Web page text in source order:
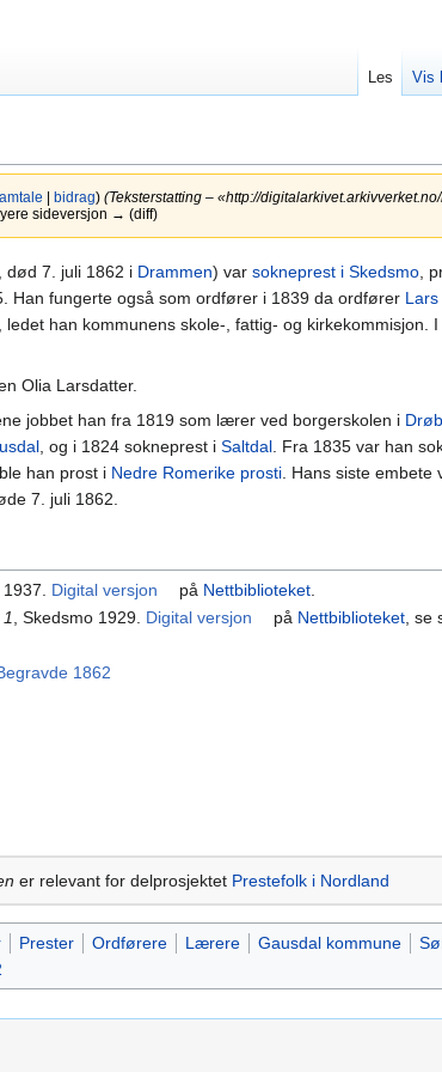
bidrag) (Teksterstatting – «http://
sideversjon → (diff)
, død 7. juli 1862 i Drammen) var sokneprest i Skedsmo ,
Han fungerte også som ordfører i 1839 da ordfører
han kommunens skole-, fattig- og kirkekommisjon.
Olia Larsdatter.
jobbet han fra 1819 som lærer ved borgerskolen i
, og i 1824 sokneprest i Saltdal . Fra 1835 var han
han prost i Nedre Romerike prosti . Hans siste embete
7. juli 1862.
Digital versjon på Nettbiblioteket
, Skedsmo 1929. Digital versjon på Nettbiblioteket, se
1862
er relevant for delprosjektet Prestefolk i Nordland
Prester Ordførere Lærere Gausdal kommune
Les Vis